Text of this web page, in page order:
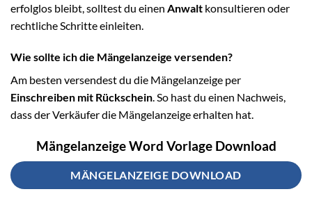
erfolglos bleibt, solltest du einen Anwalt konsultieren oder
rechtliche Schritte einleiten.
Wie sollte ich die Mängelanzeige versenden?
Am besten versendest du die Mängelanzeige per
Einschreiben mit Rückschein. So hast du einen Nachweis,
dass der Verkäufer die Mängelanzeige erhalten hat.
Mängelanzeige Word Vorlage Download
MÄNGELANZEIGE DOWNLOAD